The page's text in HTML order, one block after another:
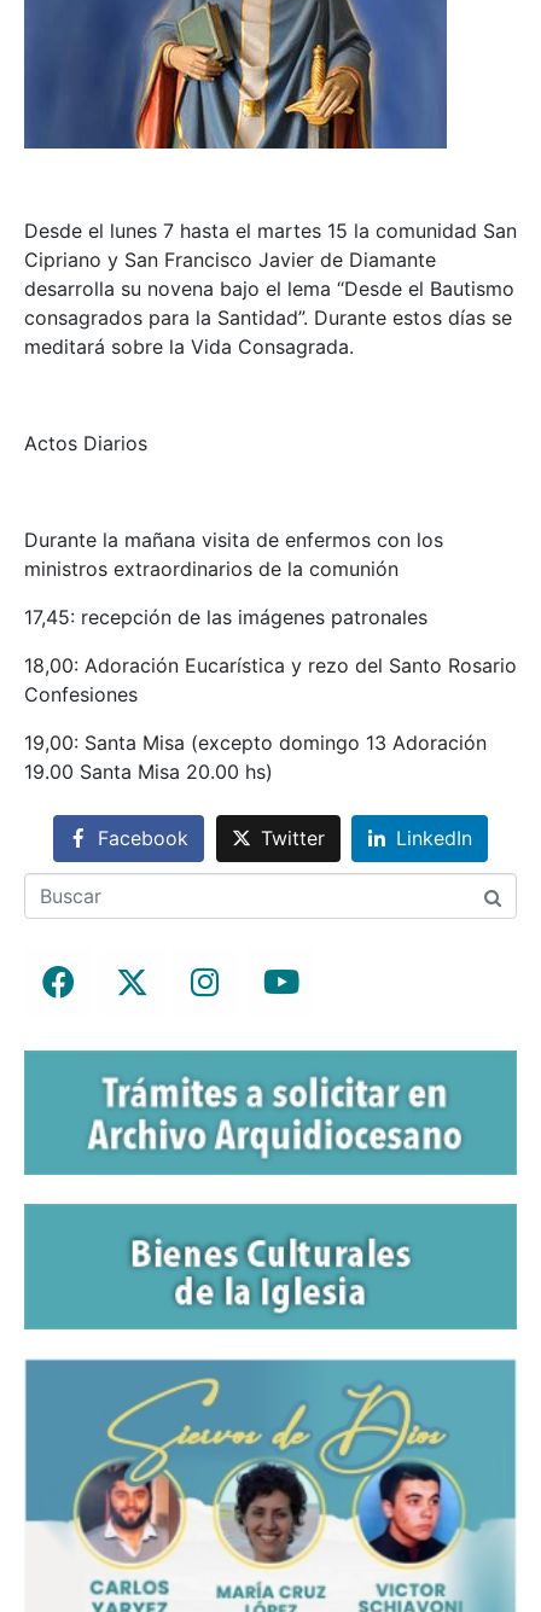
Desde el lunes 7 hasta el martes 15 la comunidad San
Cipriano y San Francisco Javier de Diamante
desarrolla su novena bajo el lema “Desde el Bautismo
consagrados para la Santidad”. Durante estos días se
meditará sobre la Vida Consagrada.
Actos Diarios
Durante la mañana visita de enfermos con los
ministros extraordinarios de la comunión
17,45: recepción de las imágenes patronales
18,00: Adoración Eucarística y rezo del Santo Rosario
Confesiones
19,00: Santa Misa (excepto domingo 13 Adoración
19.00 Santa Misa 20.00 hs)
Facebook Twitter LinkedIn